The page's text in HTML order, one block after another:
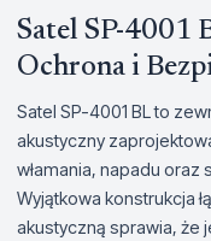
Satel SP-4001
Ochrona i
Satel SP-4001 BL to
akustyczny
włamania, napadu
Wyjątkowa konstrukcja
akustyczną sprawia, że